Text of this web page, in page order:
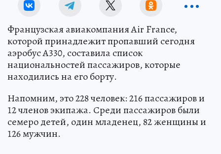
Французская авиакомпания Air France,
которой принадлежит пропавший сегодня
аэробус A330, составила список
национальностей пассажиров, которые
находились на его борту.
Напомним, это 228 человек: 216 пассажиров и
12 членов экипажа. Среди пассажиров были
семеро детей, один младенец, 82 женщины и
126 мужчин.